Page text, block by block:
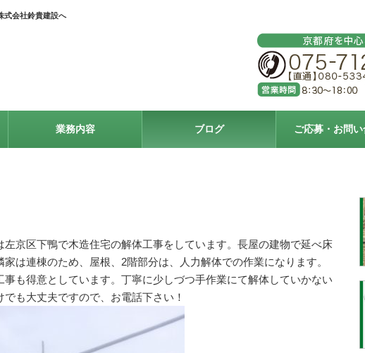
式会社鈴貴建設へ
業務内容 ブログ ご応募・お問い
京区下鴨で木造住宅の解体工事をしています。長屋の建物で延べ床
は連棟のため、屋根、2階部分は、人力解体での作業になります。
も得意としています。丁寧に少しづつ手作業にて解体していかない
も大丈夫ですので、お電話下さい！